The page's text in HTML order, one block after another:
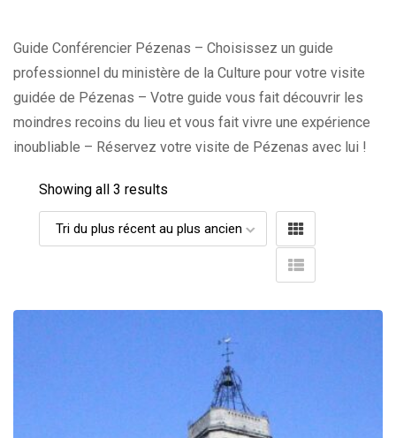
Guide Conférencier Pézenas – Choisissez un guide
professionnel du ministère de la Culture pour votre visite
guidée de Pézenas – Votre guide vous fait découvrir les
moindres recoins du lieu et vous fait vivre une expérience
inoubliable – Réservez votre visite de Pézenas avec lui !
Showing all 3 results